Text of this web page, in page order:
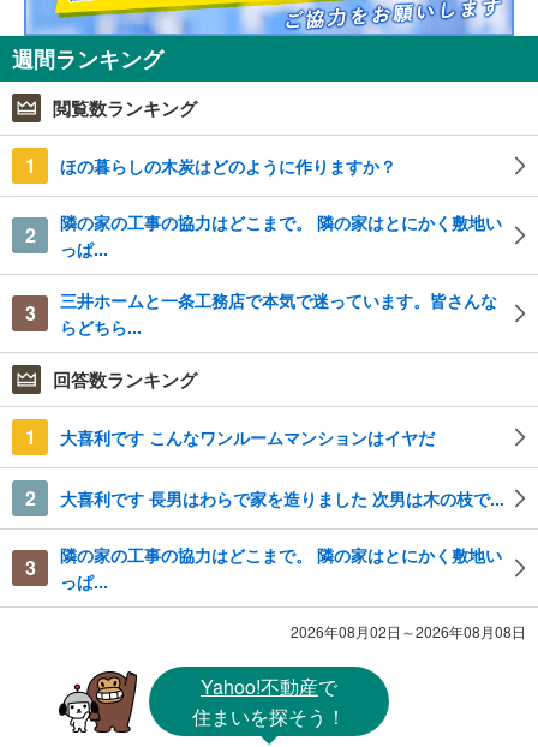
週間ランキング
閲覧数ランキング
1 ほの暮らしの木炭はどのように作りますか？
2
隣の家の工事の協力はどこまで。 隣の家はとにかく敷地い
っぱ...
3
三井ホームと一条工務店で本気で迷っています。皆さんな
らどちら...
回答数ランキング
1 大喜利です こんなワンルームマンションはイヤだ
2 大喜利です 長男はわらで家を造りました 次男は木の枝で...
3
隣の家の工事の協力はどこまで。 隣の家はとにかく敷地い
っぱ...
2026年08月02日～2026年08月08日
Yahoo!不動産で
住まいを探そう！